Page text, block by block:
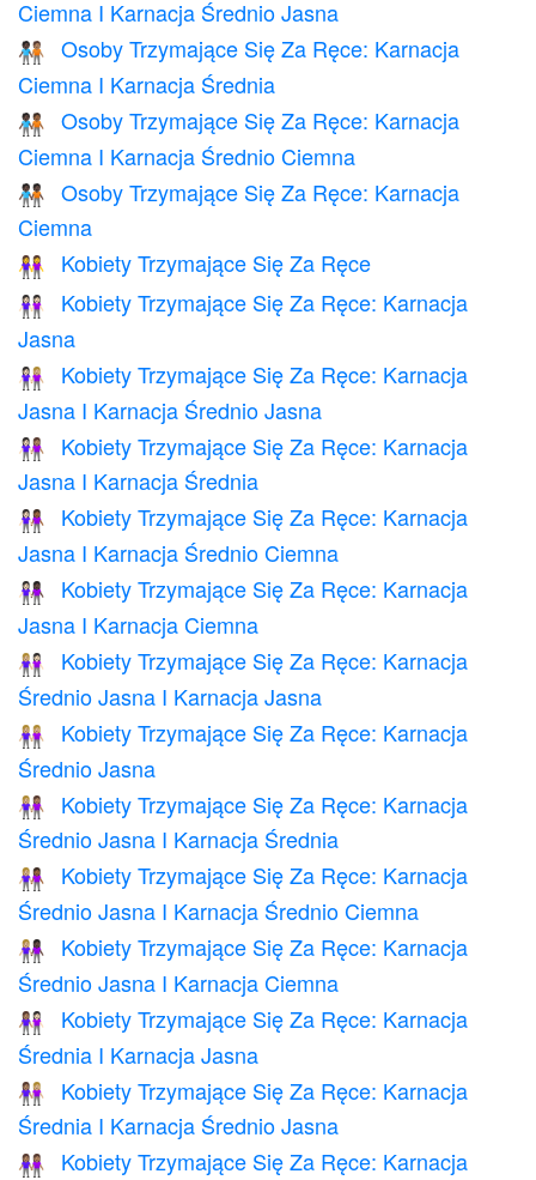
Ciemna I Karnacja Średnio Jasna
🧑🏿‍🤝‍🧑🏽
Osoby Trzymające Się Za Ręce: Karnacja
Ciemna I Karnacja Średnia
🧑🏿‍🤝‍🧑🏾
Osoby Trzymające Się Za Ręce: Karnacja
Ciemna I Karnacja Średnio Ciemna
🧑🏿‍🤝‍🧑🏿
Osoby Trzymające Się Za Ręce: Karnacja
Ciemna
👭 Kobiety Trzymające Się Za Ręce
👭🏻
Kobiety Trzymające Się Za Ręce: Karnacja
Jasna
👩🏻‍🤝‍👩🏼
Kobiety Trzymające Się Za Ręce: Karnacja
Jasna I Karnacja Średnio Jasna
👩🏻‍🤝‍👩🏽
Kobiety Trzymające Się Za Ręce: Karnacja
Jasna I Karnacja Średnia
👩🏻‍🤝‍👩🏾
Kobiety Trzymające Się Za Ręce: Karnacja
Jasna I Karnacja Średnio Ciemna
👩🏻‍🤝‍👩🏿
Kobiety Trzymające Się Za Ręce: Karnacja
Jasna I Karnacja Ciemna
👩🏼‍🤝‍👩🏻
Kobiety Trzymające Się Za Ręce: Karnacja
Średnio Jasna I Karnacja Jasna
👭🏼
Kobiety Trzymające Się Za Ręce: Karnacja
Średnio Jasna
👩🏼‍🤝‍👩🏽
Kobiety Trzymające Się Za Ręce: Karnacja
Średnio Jasna I Karnacja Średnia
👩🏼‍🤝‍👩🏾
Kobiety Trzymające Się Za Ręce: Karnacja
Średnio Jasna I Karnacja Średnio Ciemna
👩🏼‍🤝‍👩🏿
Kobiety Trzymające Się Za Ręce: Karnacja
Średnio Jasna I Karnacja Ciemna
👩🏽‍🤝‍👩🏻
Kobiety Trzymające Się Za Ręce: Karnacja
Średnia I Karnacja Jasna
👩🏽‍🤝‍👩🏼
Kobiety Trzymające Się Za Ręce: Karnacja
Średnia I Karnacja Średnio Jasna
👭🏽
Kobiety Trzymające Się Za Ręce: Karnacja